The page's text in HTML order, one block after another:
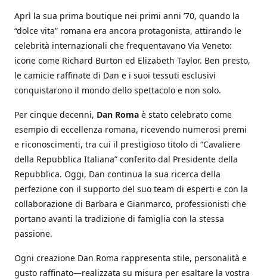
Aprì la sua prima boutique nei primi anni ’70, quando la
“dolce vita” romana era ancora protagonista, attirando le
celebrità internazionali che frequentavano Via Veneto:
icone come Richard Burton ed Elizabeth Taylor. Ben presto,
le camicie raffinate di Dan e i suoi tessuti esclusivi
conquistarono il mondo dello spettacolo e non solo.
Per cinque decenni, Dan Roma è stato celebrato come
esempio di eccellenza romana, ricevendo numerosi premi
e riconoscimenti, tra cui il prestigioso titolo di “Cavaliere
della Repubblica Italiana” conferito dal Presidente della
Repubblica. Oggi, Dan continua la sua ricerca della
perfezione con il supporto del suo team di esperti e con la
collaborazione di Barbara e Gianmarco, professionisti che
portano avanti la tradizione di famiglia con la stessa
passione.
Ogni creazione Dan Roma rappresenta stile, personalità e
gusto raffinato—realizzata su misura per esaltare la vostra